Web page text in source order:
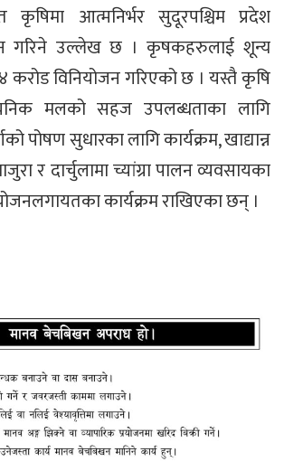
कृषिमा आत्मनिर्भर सुदूरपश्चिम प्रदेश
गरिने उल्लेख छ । कृषकहरुलाई शून्य
करोड विनियोजन गरिएको छ । यस्तै कृषि
मलको सहज उपलब्धताका लागि
पोषण सुधारका लागि कार्यक्रम, खाद्यान्न
र दार्चुलामा च्यांग्रा पालन व्यवसायका
कार्यक्रम राखिएका छन् ।